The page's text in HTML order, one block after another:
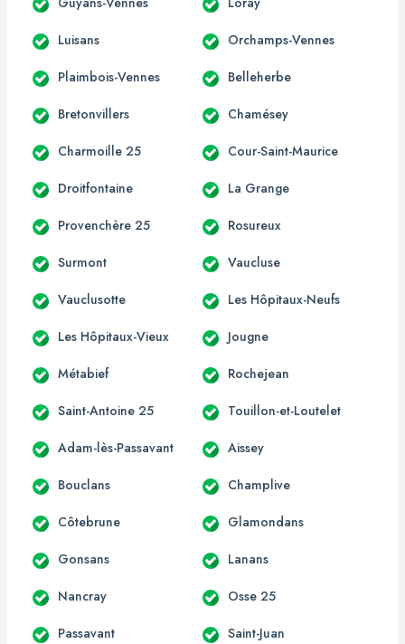
Luisans Orchamps-Vennes
Plaimbois-Vennes Belleherbe
Bretonvillers Chamésey
Charmoille 25 Cour-Saint-Maurice
Droitfontaine La Grange
Provenchère 25 Rosureux
Surmont Vaucluse
Vauclusotte Les Hôpitaux-Neufs
Les Hôpitaux-Vieux Jougne
Métabief Rochejean
Saint-Antoine 25 Touillon-et-Loutelet
Adam-lès-Passavant Aissey
Bouclans Champlive
Côtebrune Glamondans
Gonsans Lanans
Nancray Osse 25
Passavant Saint-Juan